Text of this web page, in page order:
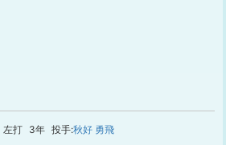
左打 3年 投手:秋好 勇飛